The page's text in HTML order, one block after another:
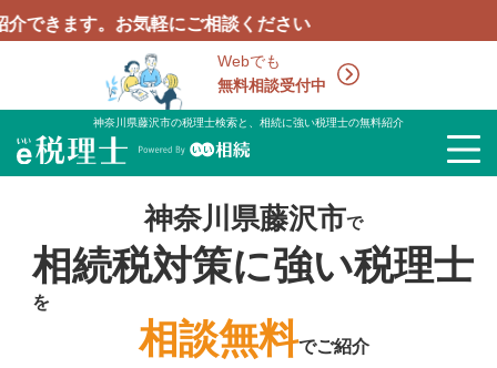
Webでも
無料相談受付中
。お気軽にご相談ください
神奈川県藤沢市の税理士検索と、相続に強い税理士の無料紹介
神奈川県藤沢市で
相続税対策に強い税理士
を
相談無料でご紹介